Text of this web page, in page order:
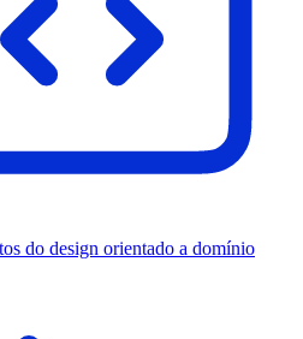
do design orientado a domínio